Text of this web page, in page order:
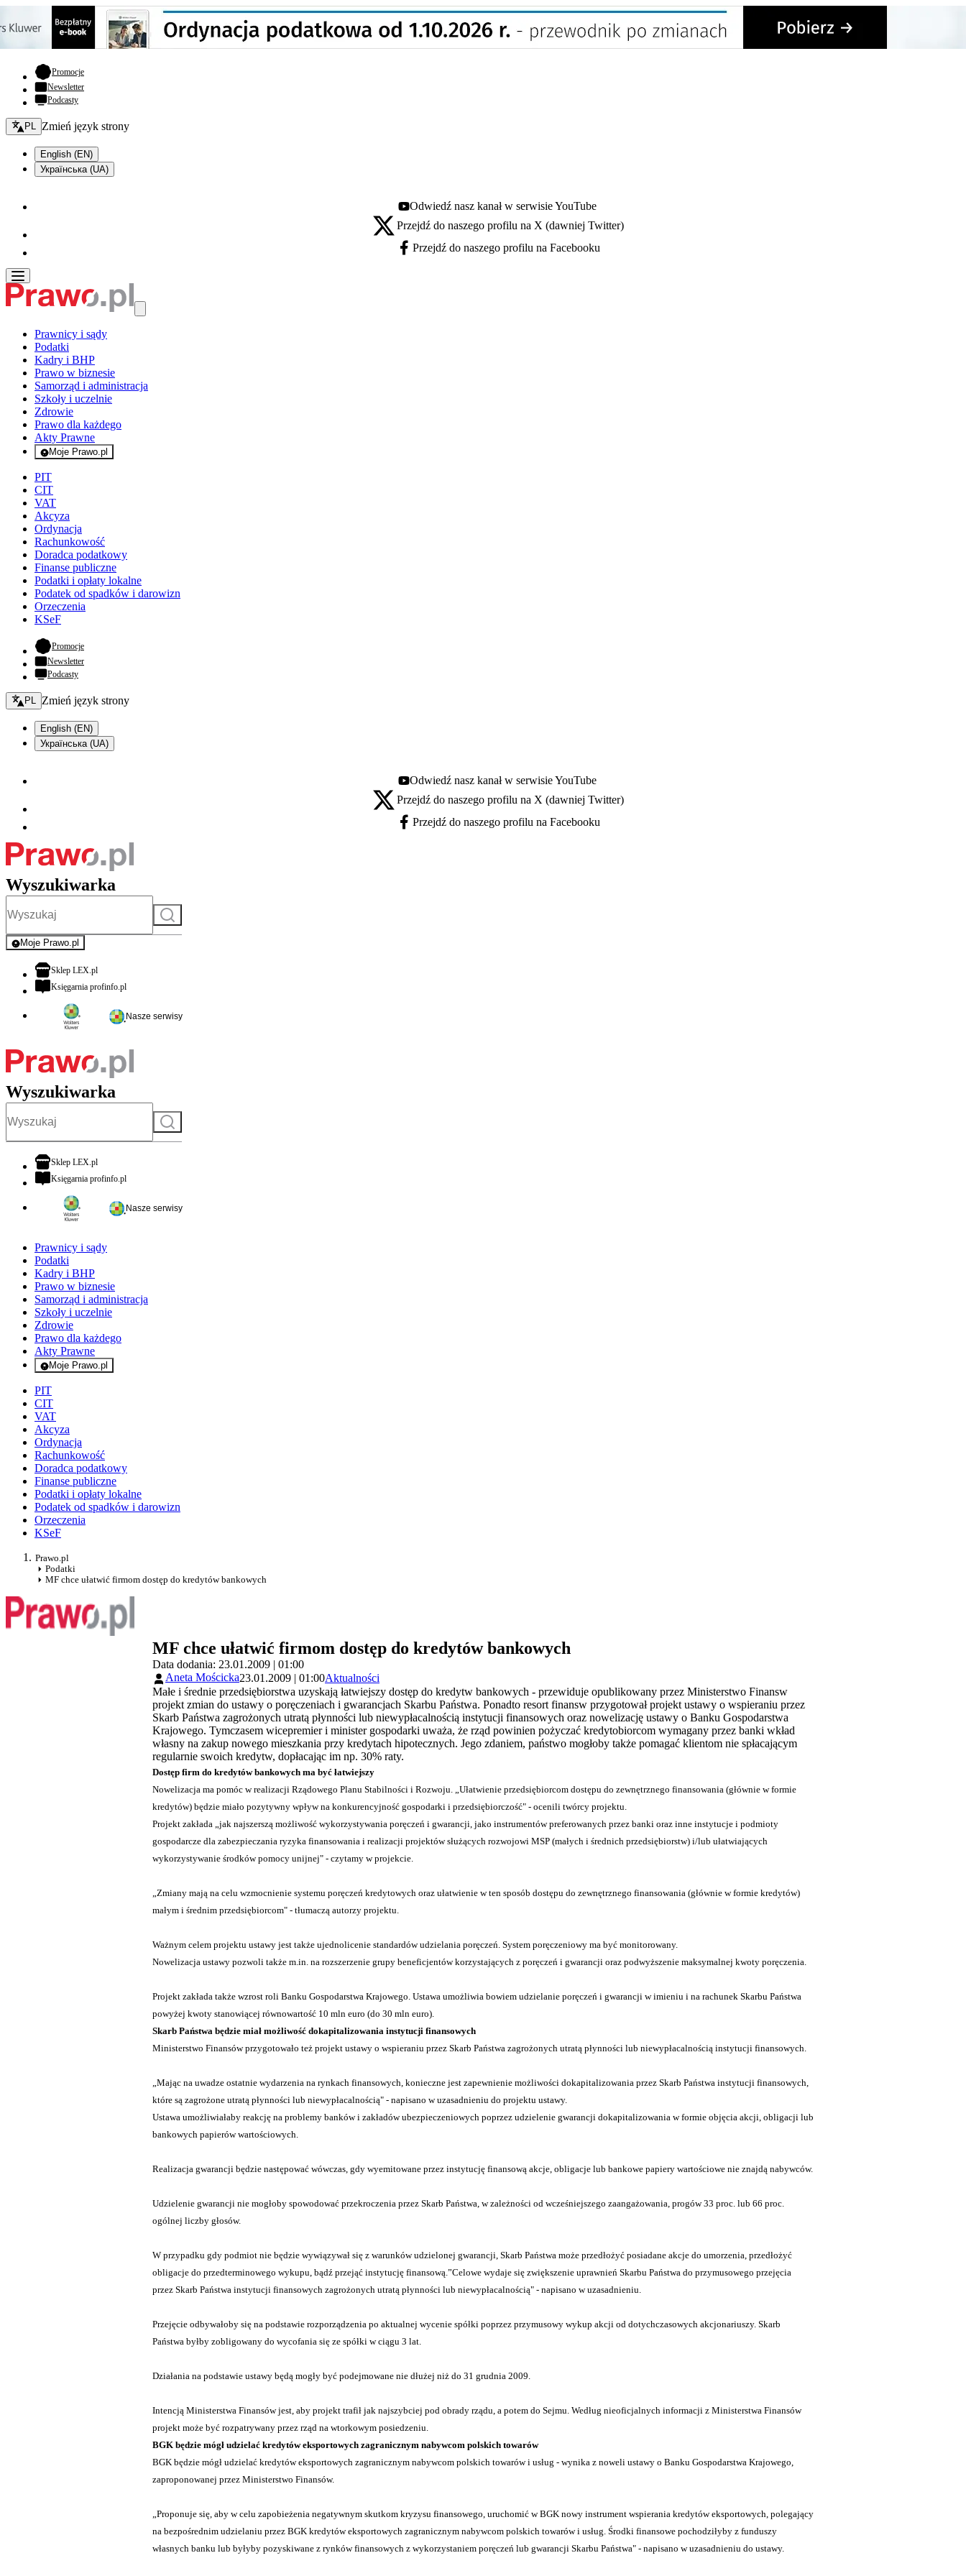
Promocje- otwiera się w nowej karcie
Newsletter
Podcasty
Zmień język - bieżący:
PL Zmień język strony
English (EN)
Українська (UA)
Youtube - otwiera się w nowej karcie
Odwiedź nasz kanał w serwisie YouTube
X - otwiera się w nowej karcie
Przejdź do naszego profilu na X (dawniej Twitter)
Facebook - otwiera się w nowej karcie
Przejdź do naszego profilu na Facebooku
Prawnicy i sądy
Podatki
Kadry i BHP
Prawo w biznesie
Samorząd i administracja
Szkoły i uczelnie
Zdrowie
Prawo dla każdego
Akty Prawne
Moje Prawo.pl
- rejestracja i logowanie do serwisu
PIT
CIT
VAT
Akcyza
Ordynacja
Rachunkowość
Doradca podatkowy
Finanse publiczne
Podatki i opłaty lokalne
Podatek od spadków i darowizn
Orzeczenia
KSeF
Promocje- otwiera się w nowej karcie
Newsletter
Podcasty
Zmień język - bieżący:
PL Zmień język strony
English (EN)
Українська (UA)
Youtube - otwiera się w nowej karcie
Odwiedź nasz kanał w serwisie YouTube
X - otwiera się w nowej karcie
Przejdź do naszego profilu na X (dawniej Twitter)
Facebook - otwiera się w nowej karcie
Przejdź do naszego profilu na Facebooku
Wyszukiwarka
Szukaj
Moje Prawo.pl
- rejestracja i logowanie do serwisu
Sklep LEX.plotwiera się w nowej karcie
Księgarnia profinfo.plotwiera się w nowej karcie
Nasze serwisy
Wyszukiwarka
Szukaj
Sklep LEX.plotwiera się w nowej karcie
Księgarnia profinfo.plotwiera się w nowej karcie
Nasze serwisy
Prawnicy i sądy
Podatki
Kadry i BHP
Prawo w biznesie
Samorząd i administracja
Szkoły i uczelnie
Zdrowie
Prawo dla każdego
Akty Prawne
Moje Prawo.pl
- rejestracja i logowanie do serwisu
PIT
CIT
VAT
Akcyza
Ordynacja
Rachunkowość
Doradca podatkowy
Finanse publiczne
Podatki i opłaty lokalne
Podatek od spadków i darowizn
Orzeczenia
KSeF
Prawo.pl
Podatki
MF chce ułatwić firmom dostęp do kredytów bankowych
MF chce ułatwić firmom dostęp do kredytów bankowych
Data dodania: 23.01.2009 | 01:00
Aneta Mościcka23.01.2009 | 01:00Aktualności
Małe i średnie przedsiębiorstwa uzyskają łatwiejszy dostęp do kredytw bankowych - przewiduje opublikowany przez Ministerstwo Finansw
projekt zmian do ustawy o poręczeniach i gwarancjach Skarbu Państwa. Ponadto resort finansw przygotował projekt ustawy o wspieraniu przez
Skarb Państwa zagrożonych utratą płynności lub niewypłacalnością instytucji finansowych oraz nowelizację ustawy o Banku Gospodarstwa
Krajowego. Tymczasem wicepremier i minister gospodarki uważa, że rząd powinien pożyczać kredytobiorcom wymagany przez banki wkład
własny na zakup nowego mieszkania przy kredytach hipotecznych. Jego zdaniem, państwo mogłoby także pomagać klientom nie spłacającym
regularnie swoich kredytw, dopłacając im np. 30% raty.
Dostęp firm do kredytów bankowych ma być łatwiejszy
Nowelizacja ma pomóc w realizacji Rządowego Planu Stabilności i Rozwoju. „Ułatwienie przedsiębiorcom dostępu do zewnętrznego finansowania (głównie w formie
kredytów) będzie miało pozytywny wpływ na konkurencyjność gospodarki i przedsiębiorczość" - ocenili twórcy projektu.
Projekt zakłada „jak najszerszą możliwość wykorzystywania poręczeń i gwarancji, jako instrumentów preferowanych przez banki oraz inne instytucje i podmioty
gospodarcze dla zabezpieczania ryzyka finansowania i realizacji projektów służących rozwojowi MSP (małych i średnich przedsiębiorstw) i/lub ułatwiających
wykorzystywanie środków pomocy unijnej" - czytamy w projekcie.
„Zmiany mają na celu wzmocnienie systemu poręczeń kredytowych oraz ułatwienie w ten sposób dostępu do zewnętrznego finansowania (głównie w formie kredytów)
małym i średnim przedsiębiorcom" - tłumaczą autorzy projektu.
Ważnym celem projektu ustawy jest także ujednolicenie standardów udzielania poręczeń. System poręczeniowy ma być monitorowany.
Nowelizacja ustawy pozwoli także m.in. na rozszerzenie grupy beneficjentów korzystających z poręczeń i gwarancji oraz podwyższenie maksymalnej kwoty poręczenia.
Projekt zakłada także wzrost roli Banku Gospodarstwa Krajowego. Ustawa umożliwia bowiem udzielanie poręczeń i gwarancji w imieniu i na rachunek Skarbu Państwa
powyżej kwoty stanowiącej równowartość 10 mln euro (do 30 mln euro).
Skarb Państwa będzie miał możliwość dokapitalizowania instytucji finansowych
Ministerstwo Finansów przygotowało też projekt ustawy o wspieraniu przez Skarb Państwa zagrożonych utratą płynności lub niewypłacalnością instytucji finansowych.
Mając na uwadze ostatnie wydarzenia na rynkach finansowych, konieczne jest zapewnienie możliwości dokapitalizowania przez Skarb Państwa instytucji finansowych,
które są zagrożone utratą płynności lub niewypłacalnością" - napisano w uzasadnieniu do projektu ustawy.
Ustawa umożliwiałaby reakcję na problemy banków i zakładów ubezpieczeniowych poprzez udzielenie gwarancji dokapitalizowania w formie objęcia akcji, obligacji lub
bankowych papierów wartościowych.
Realizacja gwarancji będzie następować wówczas, gdy wyemitowane przez instytucję finansową akcje, obligacje lub bankowe papiery wartościowe nie znajdą nabywców.
Udzielenie gwarancji nie mogłoby spowodować przekroczenia przez Skarb Państwa, w zależności od wcześniejszego zaangażowania, progów 33 proc. lub 66 proc.
ogólnej liczby głosów.
W przypadku gdy podmiot nie będzie wywiązywał się z warunków udzielonej gwarancji, Skarb Państwa może przedłożyć posiadane akcje do umorzenia, przedłożyć
obligacje do przedterminowego wykupu, bądź przejąć instytucję finansową.”Celowe wydaje się zwiększenie uprawnień Skarbu Państwa do przymusowego przejęcia
przez Skarb Państwa instytucji finansowych zagrożonych utratą płynności lub niewypłacalnością" - napisano w uzasadnieniu.
Przejęcie odbywałoby się na podstawie rozporządzenia po aktualnej wycenie spółki poprzez przymusowy wykup akcji od dotychczasowych akcjonariuszy. Skarb
Państwa byłby zobligowany do wycofania się ze spółki w ciągu 3 lat.
Działania na podstawie ustawy będą mogły być podejmowane nie dłużej niż do 31 grudnia 2009.
Intencją Ministerstwa Finansów jest, aby projekt trafił jak najszybciej pod obrady rządu, a potem do Sejmu. Według nieoficjalnych informacji z Ministerstwa Finansów
projekt może być rozpatrywany przez rząd na wtorkowym posiedzeniu.
BGK będzie mógł udzielać kredytów eksportowych zagranicznym nabywcom polskich towarów
BGK będzie mógł udzielać kredytów eksportowych zagranicznym nabywcom polskich towarów i usług - wynika z noweli ustawy o Banku Gospodarstwa Krajowego,
zaproponowanej przez Ministerstwo Finansów.
Proponuje się, aby w celu zapobieżenia negatywnym skutkom kryzysu finansowego, uruchomić w BGK nowy instrument wspierania kredytów eksportowych, polegający
na bezpośrednim udzielaniu przez BGK kredytów eksportowych zagranicznym nabywcom polskich towarów i usług. Środki finansowe pochodziłyby z funduszy
własnych banku lub byłyby pozyskiwane z rynków finansowych z wykorzystaniem poręczeń lub gwarancji Skarbu Państwa" - napisano w uzasadnieniu do ustawy.